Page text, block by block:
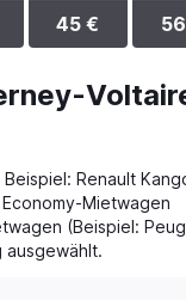
45 €
Renault
Mietwagen
(Beispiel:
ausgewählt.